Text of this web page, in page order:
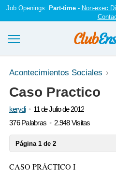
Job Openings: Part-time- Non-exec
Ensayos y trabajos
Registrarse
Iniciar sesión
Acontecimientos Sociales
Caso Practico
kerydi
11 de Julio de 2012
376 Palabras
2.948 Visitas
Página 1 de 2
CASO PRÁCTICO I